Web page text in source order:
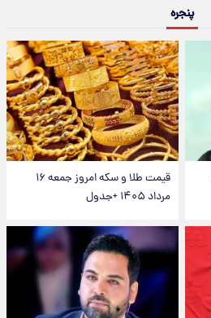
پنجره
قیمت طلا و سکه امروز جمعه ۱۶
مرداد ۱۴۰۵ +جدول